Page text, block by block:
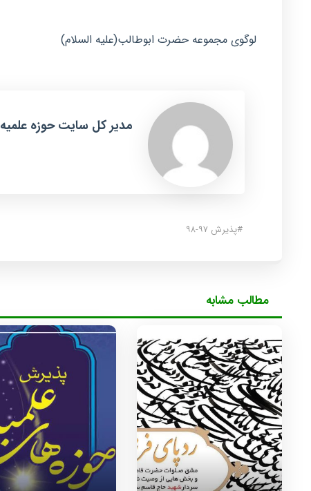
لوگوی مجموعه حضرت ابوطالب(علیه السلام)
مدیر کل سایت حوزه علمیه
#پذیرش ۹۷-۹۸
مطالب مشابه